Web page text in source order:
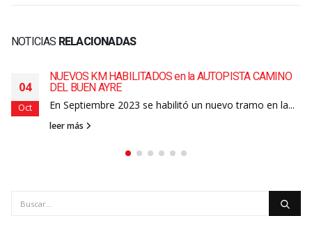
NOTICIAS RELACIONADAS
04
Oct
NUEVOS KM HABILITADOS en la AUTOPISTA CAMINO
DEL BUEN AYRE
En Septiembre 2023 se habilitó un nuevo tramo en la...
leer más